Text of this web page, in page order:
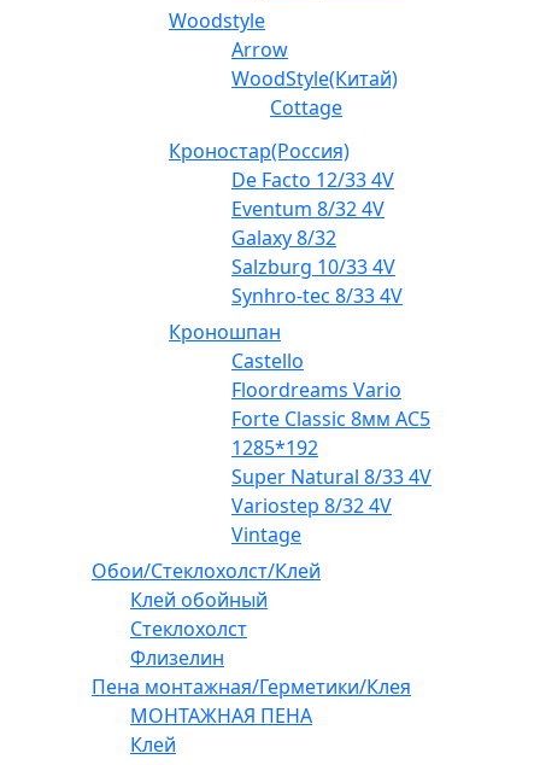
Woodstyle
Arrow
WoodStyle(Китай)
Cottage
Кроностар(Россия)
De Facto 12/33 4V
Eventum 8/32 4V
Galaxy 8/32
Salzburg 10/33 4V
Synhro-tec 8/33 4V
Кроношпан
Castello
Floordreams Vario
Forte Classic 8мм AC5
1285*192
Super Natural 8/33 4V
Variostep 8/32 4V
Vintage
Обои/Стеклохолст/Клей
Клей обойный
Стеклохолст
Флизелин
Пена монтажная/Герметики/Клея
МОНТАЖНАЯ ПЕНА
Клей